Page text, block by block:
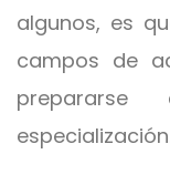
algunos, es
campos de